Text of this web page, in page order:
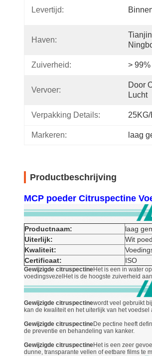
Levertijd:
Haven:
Zuiverheid: > 99%
Vervoer:
Door
Lucht
Verpakking Details:
Markeren: laag
Productbeschrijving
MCP poeder Citruspectine
Productnaam:
laag
Uiterlijk:
Wit
Kwaliteit:
Certificaat:
ISO
Gewijzigde citruspectineHet is een in water
voedingsvezelHet is de hoogste zuiverheid
Gewijzigde citruspectinewordt veel gebruikt
kan de kwaliteit en het uiterlijk van het
Gewijzigde citruspectineDe pectine heeft
de preventie en behandeling van kanker.
Gewijzigde citruspectineHet is een zeer
dunne, transparante vellen of eetbare films te